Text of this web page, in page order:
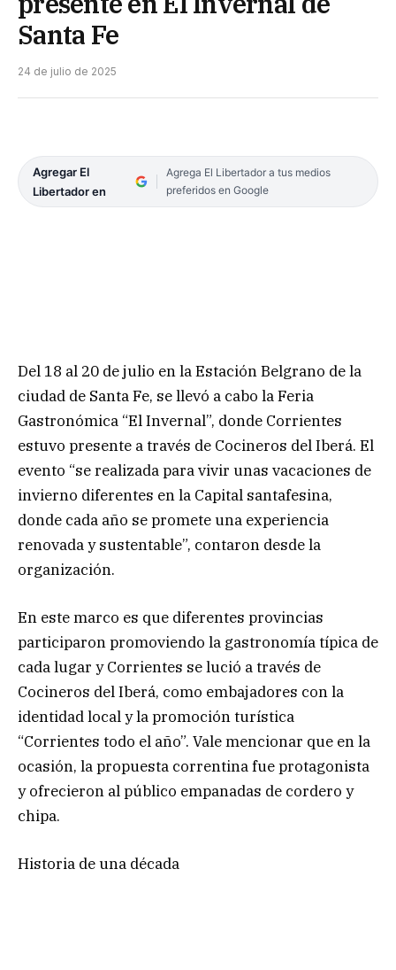
Santa Fe
24 de julio de 2025
Agregar El
Libertador en
Agrega El Libertador a tus medios
preferidos en Google
Del 18 al 20 de julio en la Estación Belgrano de la
ciudad de Santa Fe, se llevó a cabo la Feria
Gastronómica “El Invernal”, donde Corrientes
estuvo presente a través de Cocineros del Iberá. El
evento “se realizada para vivir unas vacaciones de
invierno diferentes en la Capital santafesina,
donde cada año se promete una experiencia
renovada y sustentable”, contaron desde la
organización.
En este marco es que diferentes provincias
participaron promoviendo la gastronomía típica de
cada lugar y Corrientes se lució a través de
Cocineros del Iberá, como embajadores con la
identidad local y la promoción turística
“Corrientes todo el año”. Vale mencionar que en la
ocasión, la propuesta correntina fue protagonista
y ofrecieron al público empanadas de cordero y
chipa.
Historia de una década